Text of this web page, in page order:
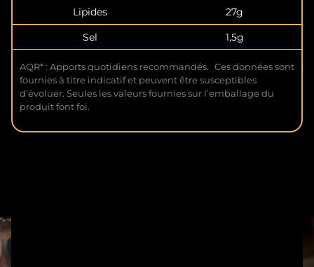
Lipides
27g
Sel
1,5g
AQR* : Apports quotidiens recommandés. Ces données sont
fournies à titre indicatif et peuvent être susceptibles
d’évoluer. Seules les valeurs fournies sur l’emballage du
produit font foi.